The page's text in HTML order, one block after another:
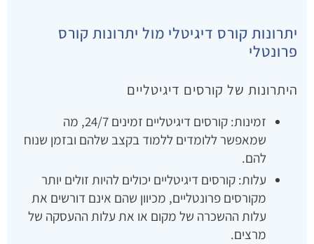
יתרונות קורס דיגיטלי מול יתרונות קורס
פרונטלי
היתרונות של קורסים דיגיטליים
זמינות: קורסים דיגיטליים זמינים 24/7, מה
שמאפשר ללומדים ללמוד בקצב שלהם ובזמן שנוח
להם.
עלות: קורסים דיגיטליים יכולים להיות זולים יותר
מקורסים פרונטליים, מכיוון שהם אינם דורשים את
עלות ההשכרה של מקום או את עלות ההעסקה של
מרצים.